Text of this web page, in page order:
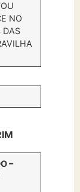
NO
DAS
–